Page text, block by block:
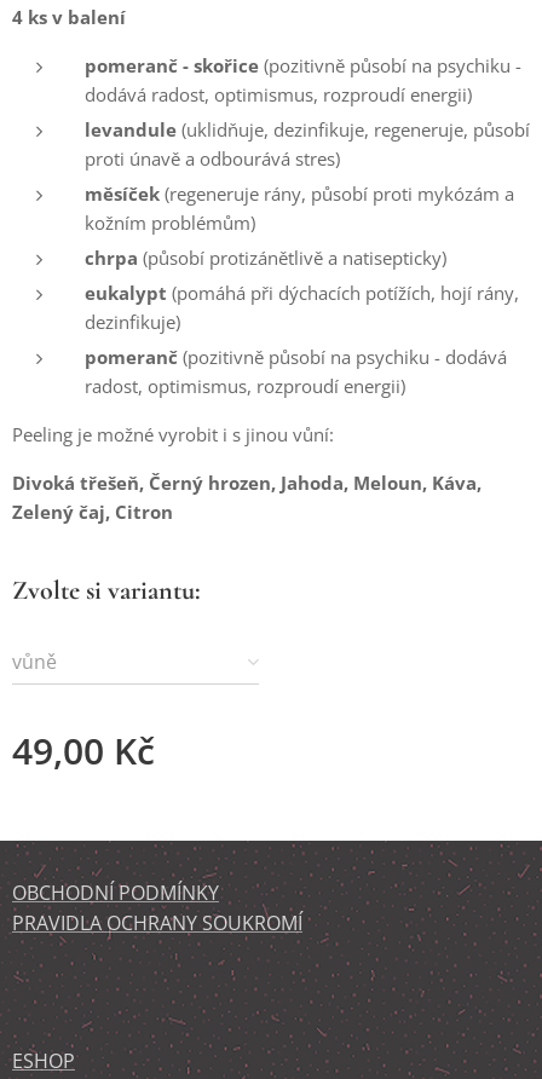
4 ks v balení
pomeranč - skořice (pozitivně působí na psychiku -
dodává radost, optimismus, rozproudí energii)
levandule (uklidňuje, dezinfikuje, regeneruje, působí
proti únavě a odbourává stres)
měsíček (regeneruje rány, působí proti mykózám a
kožním problémům)
chrpa (působí protizánětlivě a natisepticky)
eukalypt (pomáhá při dýchacích potížích, hojí rány,
dezinfikuje)
pomeranč (pozitivně působí na psychiku - dodává
radost, optimismus, rozproudí energii)
Peeling je možné vyrobit i s jinou vůní:
Divoká třešeň, Černý hrozen, Jahoda, Meloun, Káva,
Zelený čaj, Citron
Zvolte si variantu:
vůně
49,00 Kč
OBCHODNÍ PODMÍNKY
PRAVIDLA OCHRANY SOUKROMÍ
ESHOP